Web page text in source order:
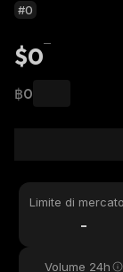
#0
$0
฿0
Limite di mercato
-
Volume 24h